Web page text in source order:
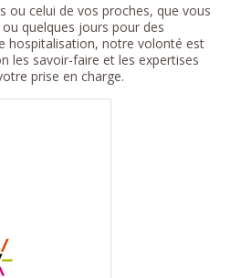
ou celui de vos proches, que vous
quelques jours pour des
hospitalisation, notre volonté est
les savoir-faire et les expertises
prise en charge.